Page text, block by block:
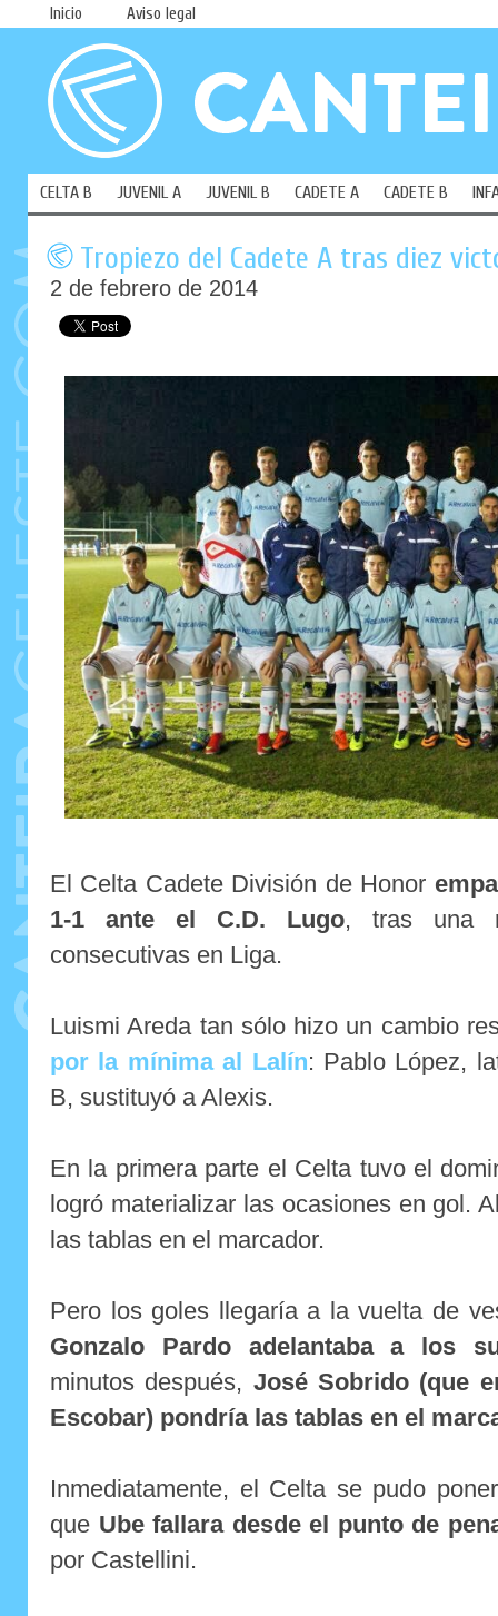
Inicio Aviso legal
CELTA B JUVENIL A JUVENIL B CADETE A CADETE B
Tropiezo del Cadete A tras diez
2 de febrero de 2014
El Celta Cadete División de Honor
1-1 ante el C.D. Lugo, tras una
consecutivas en Liga.
Luismi Areda tan sólo hizo un cambio
por la mínima al Lalín: Pablo López,
B, sustituyó a Alexis.
En la primera parte el Celta tuvo el
logró materializar las ocasiones en gol.
las tablas en el marcador.
Pero los goles llegaría a la vuelta de
Gonzalo Pardo adelantaba a los
minutos después, José Sobrido (que
Escobar) pondría las tablas en el
Inmediatamente, el Celta se pudo
que Ube fallara desde el punto de
por Castellini.